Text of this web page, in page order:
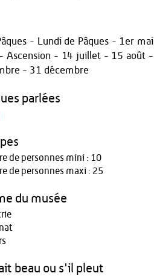
- Lundi de Pâques - 1er mai
Ascension - 14 juillet - 15 août -
- 31 décembre
parlées
de personnes mini : 10
de personnes maxi : 25
du musée
beau ou s'il pleut